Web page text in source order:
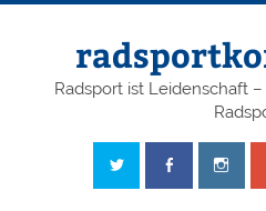
Radsport ist Leidenschaft